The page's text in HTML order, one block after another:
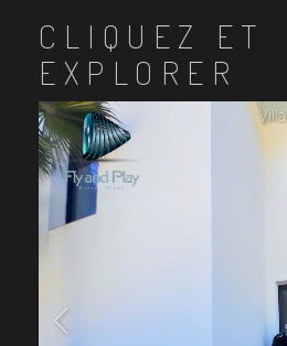
CLIQUEZ ET
EXPLORER